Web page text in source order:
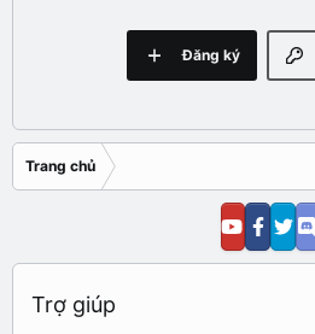
Đăng ký
Trang chủ
Trợ giúp